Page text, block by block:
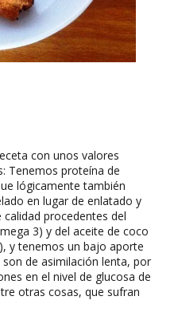
con unos valores
Tenemos proteína de
lógicamente también
en lugar de enlatado y
procedentes del
3) y del aceite de coco
y tenemos un bajo aporte
de asimilación lenta, por
en el nivel de glucosa de
otras cosas, que sufran